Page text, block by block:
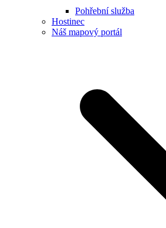
Pohřební služba
Hostinec
Náš mapový portál